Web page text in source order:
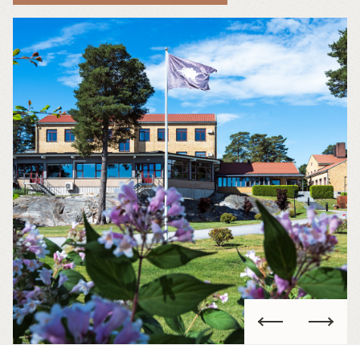
Powered by Translate